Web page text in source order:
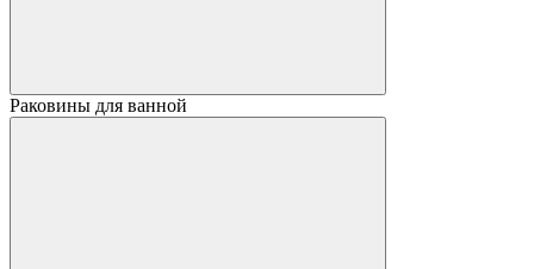
Раковины для ванной